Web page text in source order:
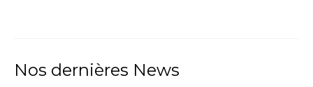
Nos dernières News